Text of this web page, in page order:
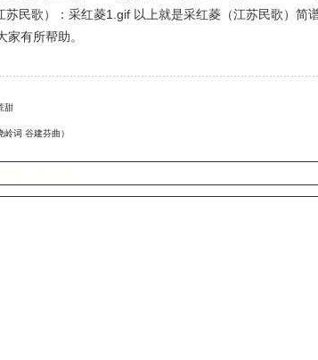
以上就是采红菱（江苏民歌）简
家有所帮助。
甜
岭词 谷建芬曲）